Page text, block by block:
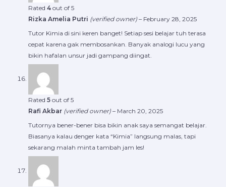
Rated 4 out of 5
Rizka Amelia Putri (verified owner) – February 28, 2025
Tutor Kimia di sini keren banget! Setiap sesi belajar tuh terasa
cepat karena gak membosankan. Banyak analogi lucu yang
bikin hafalan unsur jadi gampang diingat.
Rated 5 out of 5
Rafi Akbar (verified owner) – March 20, 2025
Tutornya bener-bener bisa bikin anak saya semangat belajar.
Biasanya kalau denger kata “Kimia” langsung malas, tapi
sekarang malah minta tambah jam les!